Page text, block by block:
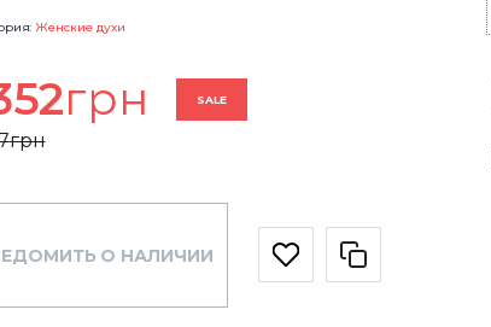
Женские духи
грн
грн
SALE
О НАЛИЧИИ